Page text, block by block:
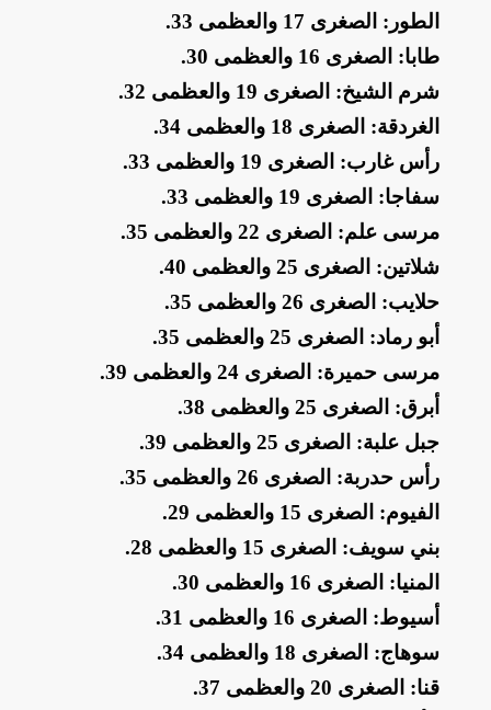
​الطور: الصغرى 17 والعظمى 33
.
​طابا: الصغرى 16 والعظمى 30
.
​شرم الشيخ: الصغرى 19 والعظمى 32
.
​الغردقة: الصغرى 18 والعظمى 34
.
​رأس غارب: الصغرى 19 والعظمى 33
.
​سفاجا: الصغرى 19 والعظمى 33
.
​مرسى علم: الصغرى 22 والعظمى 35
.
​شلاتين: الصغرى 25 والعظمى 40
.
​حلايب: الصغرى 26 والعظمى 35
.
​أبو رماد: الصغرى 25 والعظمى 35
.
​مرسى حميرة: الصغرى 24 والعظمى 39
.
​أبرق: الصغرى 25 والعظمى 38
.
​جبل علبة: الصغرى 25 والعظمى 39
.
​رأس حدربة: الصغرى 26 والعظمى 35
.
​الفيوم: الصغرى 15 والعظمى 29
.
​بني سويف: الصغرى 15 والعظمى 28
.
​المنيا: الصغرى 16 والعظمى 30
.
​أسيوط: الصغرى 16 والعظمى 31
.
​سوهاج: الصغرى 18 والعظمى 34
.
​قنا: الصغرى 20 والعظمى 37
.